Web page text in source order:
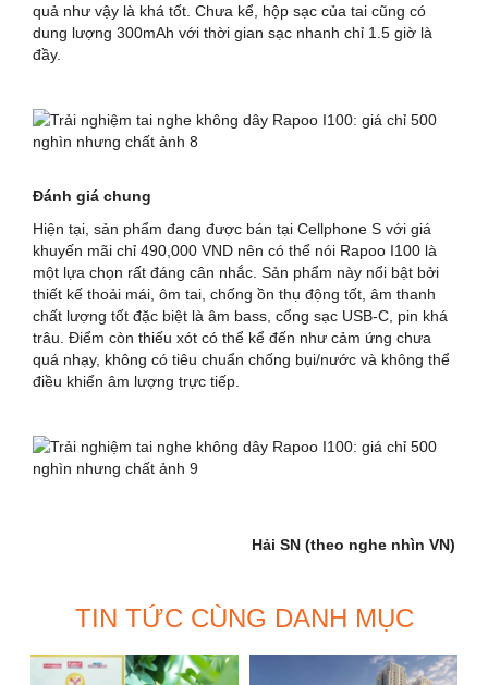
quả như vậy là khá tốt. Chưa kể, hộp sạc của tai cũng có
dung lượng 300mAh với thời gian sạc nhanh chỉ 1.5 giờ là
đầy.
Đánh giá chung
Hiện tại, sản phẩm đang được bán tại Cellphone S với giá
khuyến mãi chỉ 490,000 VND nên có thể nói Rapoo I100 là
một lựa chọn rất đáng cân nhắc. Sản phẩm này nổi bật bởi
thiết kế thoải mái, ôm tai, chống ồn thụ động tốt, âm thanh
chất lượng tốt đặc biệt là âm bass, cổng sạc USB-C, pin khá
trâu. Điểm còn thiếu xót có thể kể đến như cảm ứng chưa
quá nhạy, không có tiêu chuẩn chống bụi/nước và không thể
điều khiển âm lượng trực tiếp.
Hải SN (theo nghe nhìn VN)
TIN TỨC CÙNG DANH MỤC